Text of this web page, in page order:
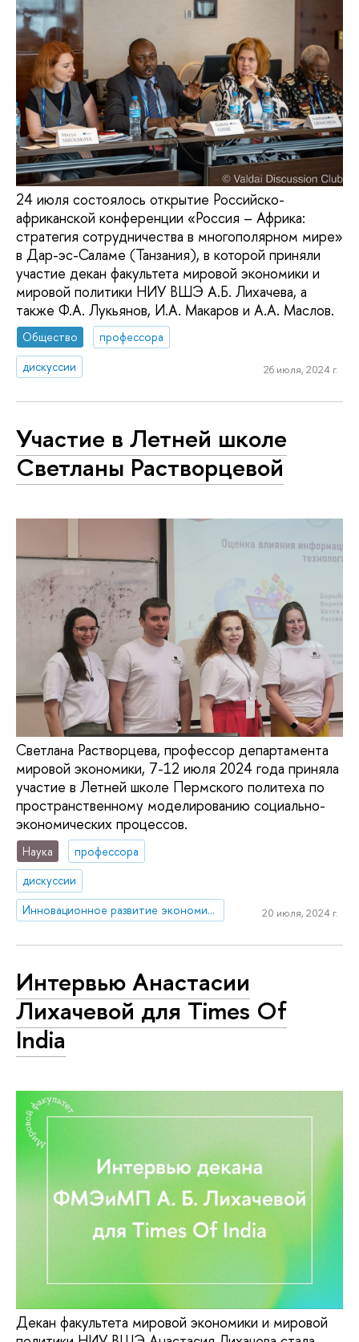
24 июля состоялось открытие Российско-
африканской конференции «Россия – Африка:
стратегия сотрудничества в многополярном мире»
в Дар-эс-Саламе (Танзания), в которой приняли
участие декан факультета мировой экономики и
мировой политики НИУ ВШЭ А.Б. Лихачева, а
также Ф.А. Лукьянов, И.А. Макаров и А.А. Маслов.
Общество
профессора
дискуссии
26 июля, 2024 г.
Участие в Летней школе
Светланы Растворцевой
Светлана Растворцева, профессор департамента
мировой экономики, 7-12 июля 2024 года приняла
участие в Летней школе Пермского политеха по
пространственному моделированию социально-
экономических процессов.
Наука
профессора
дискуссии
Инновационное развитие экономики регионов: международные сравнения
20 июля, 2024 г.
Интервью Анастасии
Лихачевой для Times Of
India
Декан факультета мировой экономики и мировой